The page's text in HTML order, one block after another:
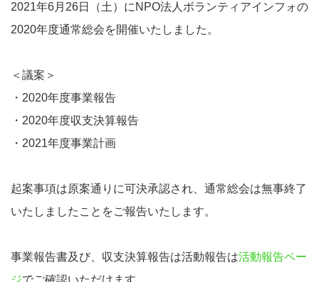
2021年6月26日（土）にNPO法人ボランティアインフォの
2020年度通常総会を開催いたしました。
＜議案＞
・2020年度事業報告
・2020年度収支決算報告
・2021年度事業計画
起案事項は原案通りに可決承認され、通常総会は無事終了
いたしましたことをご報告いたします。
事業報告書及び、収支決算報告は活動報告は活動報告ペー
ジでご確認いただけます。